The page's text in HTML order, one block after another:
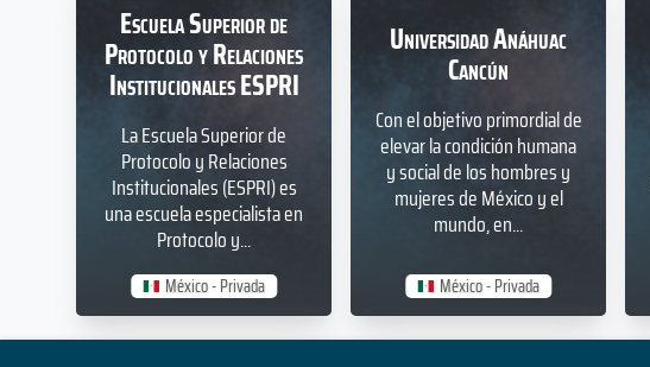
México - Privada
Escuela Superior de
Protocolo y Relaciones
Institucionales ESPRI
La Escuela Superior de
Protocolo y Relaciones
Institucionales (ESPRI) es
una escuela especialista en
Protocolo y...
México - Privada
Universidad Anáhuac
Cancún
Con el objetivo primordial de
elevar la condición humana
y social de los hombres y
mujeres de México y el
mundo, en...